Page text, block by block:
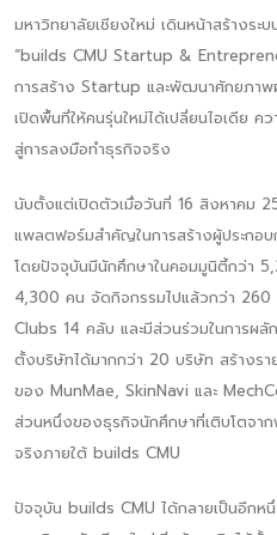
มหาวิทยาลัยเชียงใหม่ เดินหน้าสร้างระ
“builds CMU Startup &
การสร้าง Startup และพัฒนาศักยภาพ
เปิดพื้นที่ให้คนรุ่นใหม่ได้เปลี่ยนไอเดีย ค
สู่การลงมือทำธุรกิจจริง
นับตั้งแต่เปิดตัวเมื่อวันที่ 16 สิงหาคม
แพลตฟอร์มสำคัญในการสร้างผู้ประกอบ
โดยปัจจุบันมีนักศึกษาในคอมมูนิตี้กว่า
4,300 คน จัดกิจกรรมไปแล้วกว่า
Clubs 14 คลับ และมีส่วนร่วมในการผ
ตั้งบริษัทได้มากกว่า 20 บริษัท สร้างร
ของ MunMae, SkinNavi และ
ส่วนหนึ่งของธุรกิจนักศึกษาที่เติบโตจา
จริงภายใต้ builds CMU
ปัจจุบัน builds CMU ได้กลายเป็นอีก